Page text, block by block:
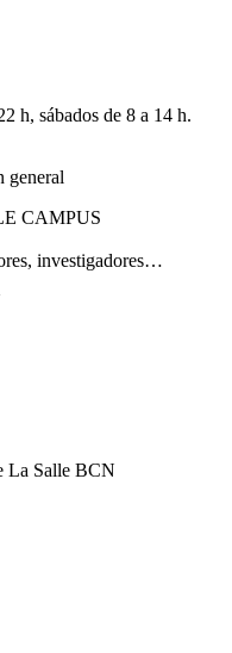
h, sábados de 8 a 14 h.
general
CAMPUS
investigadores…
La Salle BCN